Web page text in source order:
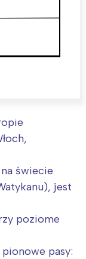
świecie
jest
poziome
pasy: